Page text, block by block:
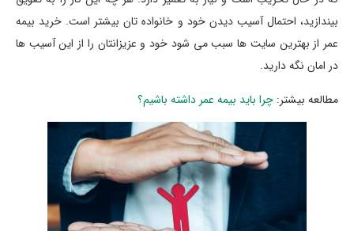
بیندازید، احتمال آسیب دیدن خود و خانواده تان بیشتر است. خرید بیمه
عمر از بهترین سایت ها سبب می شود خود و عزیزانتان را از این آسیب ها
در امان نگه دارید.
مطالعه بیشتر: چرا باید بیمه عمر داشته باشیم؟